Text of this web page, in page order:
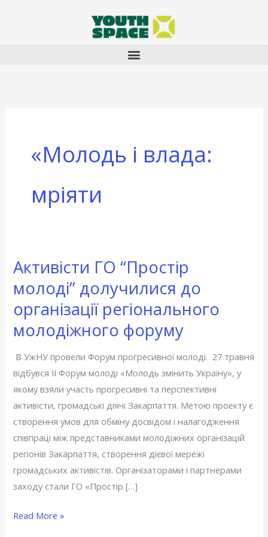
«Молодь і влада:
мріяти
Активісти ГО “Простір
молоді” долучилися до
організації регіонального
молодіжного форуму
В УжНУ провели Форум прогресивної молоді. 27 травня
відбувся ІІ Форум молоді «Молодь змінить Україну», у
якому взяли участь прогресивні та перспективні
активісти, громадські діячі Закарпаття. Метою проекту є
створення умов для обміну досвідом і налагодження
співпраці між представниками молодіжних організацій
регіонів Закарпаття, створення дієвої мережі
громадських активістів. Організаторами і партнерами
заходу стали ГО «Простір […]
Активісти
“Простір
молоді”
долучилися
організації
регіонального
молодіжного
форуму
Read More »